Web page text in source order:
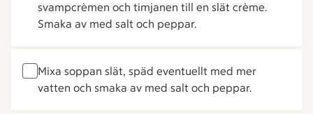
svampcrèmen och timjanen till en slät crème.
Smaka av med salt och peppar.
Mixa soppan slät, späd eventuellt med mer
vatten och smaka av med salt och peppar.